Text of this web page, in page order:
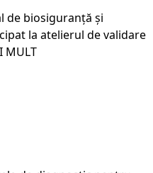
de biosiguranță și
la atelierul de validare
MULT